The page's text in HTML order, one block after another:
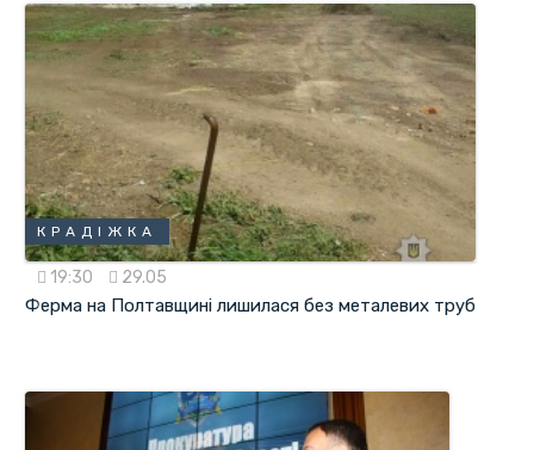
КРАДІЖКА
19:30 29.05
Ферма на Полтавщині лишилася без металевих труб